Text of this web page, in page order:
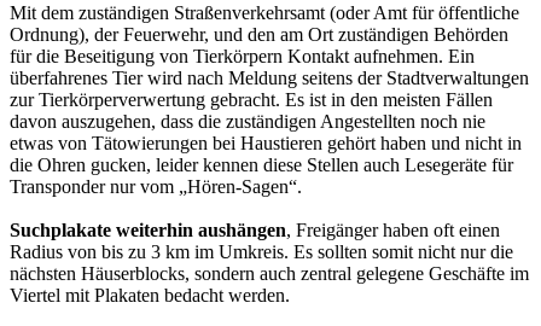
Mit dem zuständigen Straßenverkehrsamt (oder Amt für öffentliche
Ordnung), der Feuerwehr, und den am Ort zuständigen Behörden
für die Beseitigung von Tierkörpern Kontakt aufnehmen. Ein
überfahrenes Tier wird nach Meldung seitens der Stadtverwaltungen
zur Tierkörperverwertung gebracht. Es ist in den meisten Fällen
davon auszugehen, dass die zuständigen Angestellten noch nie
etwas von Tätowierungen bei Haustieren gehört haben und nicht in
die Ohren gucken, leider kennen diese Stellen auch Lesegeräte für
Transponder nur vom „Hören-Sagen“.
Suchplakate weiterhin aushängen, Freigänger haben oft einen
Radius von bis zu 3 km im Umkreis. Es sollten somit nicht nur die
nächsten Häuserblocks, sondern auch zentral gelegene Geschäfte im
Viertel mit Plakaten bedacht werden.